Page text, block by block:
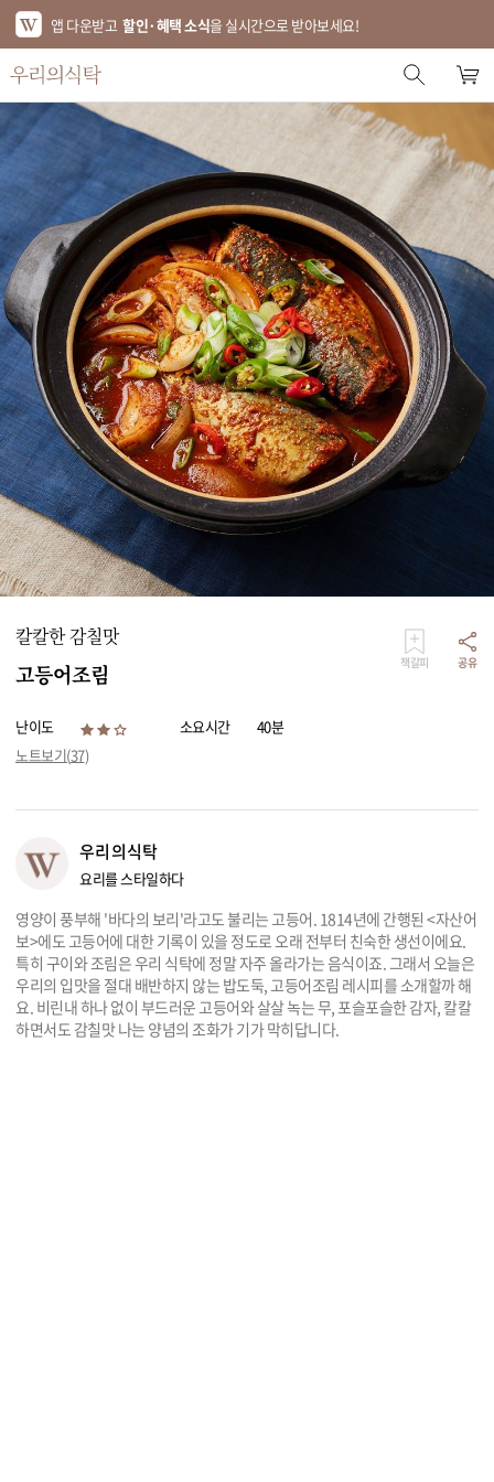
앱 다운받고 할인·혜택 소식을 실시간으로 받아보세요!
에디터 추천
한정특가
베스트
신상품
기획전
브랜드
푸드
키친
리빙
칼칼한 감칠맛
고등어조림 책갈피 공유
난이도 소요시간
40분
노트보기(37)
우리의식탁
요리를 스타일하다
영양이 풍부해 '바다의 보리'라고도 불리는 고등어. 1814년에 간행된 <자산어
보>에도 고등어에 대한 기록이 있을 정도로 오래 전부터 친숙한 생선이에요.
특히 구이와 조림은 우리 식탁에 정말 자주 올라가는 음식이죠. 그래서 오늘은
우리의 입맛을 절대 배반하지 않는 밥도둑, 고등어조림 레시피를 소개할까 해
요. 비린내 하나 없이 부드러운 고등어와 살살 녹는 무, 포슬포슬한 감자, 칼칼
하면서도 감칠맛 나는 양념의 조화가 기가 막히답니다.